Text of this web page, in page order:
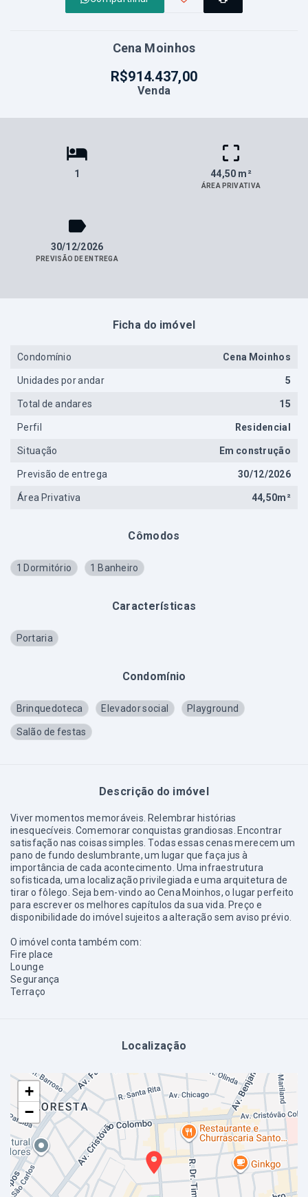
Cena Moinhos
R$914.437,00
Venda
1 44,50 m²
ÁREA PRIVATIVA
30/12/2026
PREVISÃO DE ENTREGA
Cômodos
1 Dormitório 1 Banheiro
Características
Portaria
Condomínio
Brinquedoteca Elevador social Playground
Salão de festas
Descrição do imóvel
Viver momentos memoráveis. Relembrar histórias
inesquecíveis. Comemorar conquistas grandiosas. Encontrar
satisfação nas coisas simples. Todas essas cenas merecem um
pano de fundo deslumbrante, um lugar que faça jus à
importância de cada acontecimento. Uma infraestrutura
sofisticada, uma localização privilegiada e uma arquitetura de
tirar o fôlego. Seja bem-vindo ao Cena Moinhos, o lugar perfeito
para escrever os melhores capítulos da sua vida. Preço e
disponibilidade do imóvel sujeitos a alteração sem aviso prévio.
O imóvel conta também com:
Fire place
Lounge
Segurança
Terraço
Localização
+
−
Ficha do imóvel
Condomínio Cena Moinhos
Unidades por andar 5
Total de andares 15
Perfil Residencial
Situação Em construção
Previsão de entrega 30/12/2026
Área Privativa 44,50m²